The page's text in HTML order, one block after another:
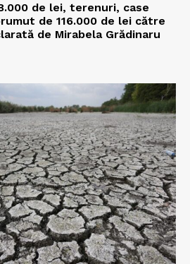
de lei, terenuri, case
de 116.000 de lei către
de Mirabela Grădinaru